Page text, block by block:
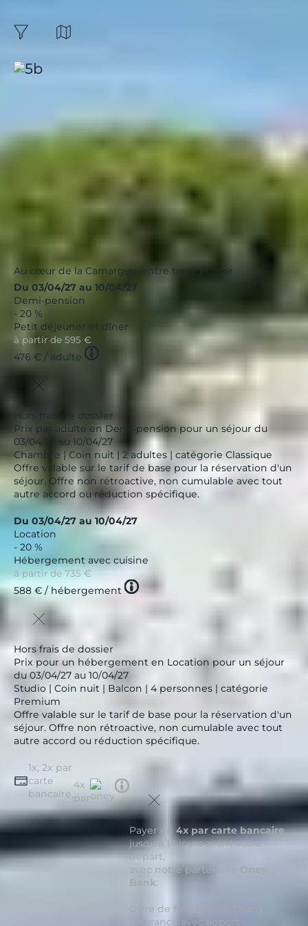
Port Camargue, Les Salins
Occitanie|
4.2 / 5
Au cœur de la Camargue, entre terre et mer
Du 03/04/27 au 10/04/27
Demi-pension
- 20 %
Petit déjeuner et dîner
à partir de 595 €
476 € / adulte Tooltip
icon
Hors frais de dossier
Prix par adulte en Demi-pension pour un séjour du
03/04/27 au 10/04/27
Chambre | Coin nuit | 2 adultes | catégorie Classique
Offre valable sur le tarif de base pour la réservation d'un
séjour. Offre non rétroactive, non cumulable avec tout
autre accord ou réduction spécifique.
Du 03/04/27 au 10/04/27
Location
- 20 %
Hébergement avec cuisine
à partir de 735 €
588 € / hébergement Tooltip
icon
Hors frais de dossier
Prix pour un hébergement en Location pour un séjour
du 03/04/27 au 10/04/27
Studio | Coin nuit | Balcon | 4 personnes | catégorie
Premium
Offre valable sur le tarif de base pour la réservation d'un
séjour. Offre non rétroactive, non cumulable avec tout
autre accord ou réduction spécifique.
1x, 2x par
carte
bancaire,
4x
par
Tooltip
icon
Payer en 4x par carte bancaire
jusqu'à 14 jours avant votre
départ,
avec notre partenaire Oney
Bank.
Offre de financement sans
assurance avec apport